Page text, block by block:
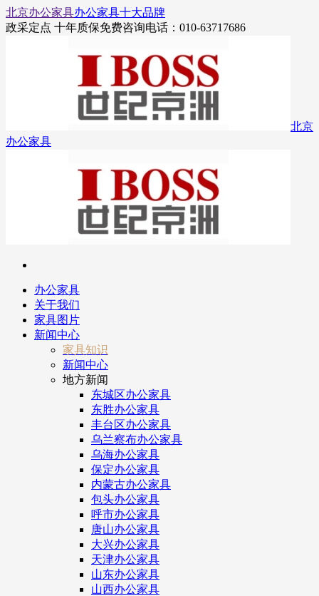
北京办公家具办公家具十大品牌
政采定点 十年质保免费咨询电话：010-63717686
北京
办公家具
办公家具
关于我们
家具图片
新闻中心
家具知识
新闻中心
地方新闻
东城区办公家具
东胜办公家具
丰台区办公家具
乌兰察布办公家具
乌海办公家具
保定办公家具
内蒙古办公家具
包头办公家具
呼市办公家具
唐山办公家具
大兴办公家具
天津办公家具
山东办公家具
山西办公家具